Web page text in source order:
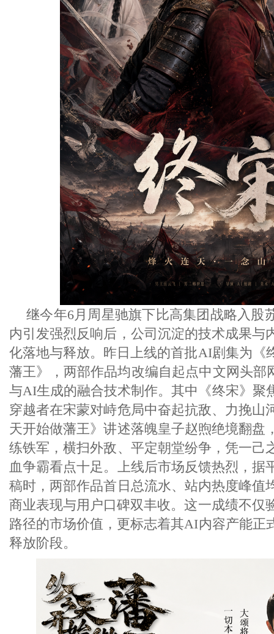
继今年6月周星驰旗下比高集团战略入股
内引发强烈反响后，公司沉淀的技术成果与
化落地与释放。昨日上线的首批AI剧集为《
藩王》，两部作品均改编自起点中文网头部
与AI生成的融合技术制作。其中《终宋》聚
穿越者在宋蒙对峙危局中奋起抗敌、力挽山
天开始做藩王》讲述落魄皇子赵煦绝境翻盘
练铁军，横扫外敌、平定朝堂纷争，凭一己
血争霸看点十足。上线后市场反馈热烈，据
稿时，两部作品首日总流水、站内热度峰值
商业表现与用户口碑双丰收。这一成绩不仅
路径的市场价值，更标志着其AI内容产能正
释放阶段。